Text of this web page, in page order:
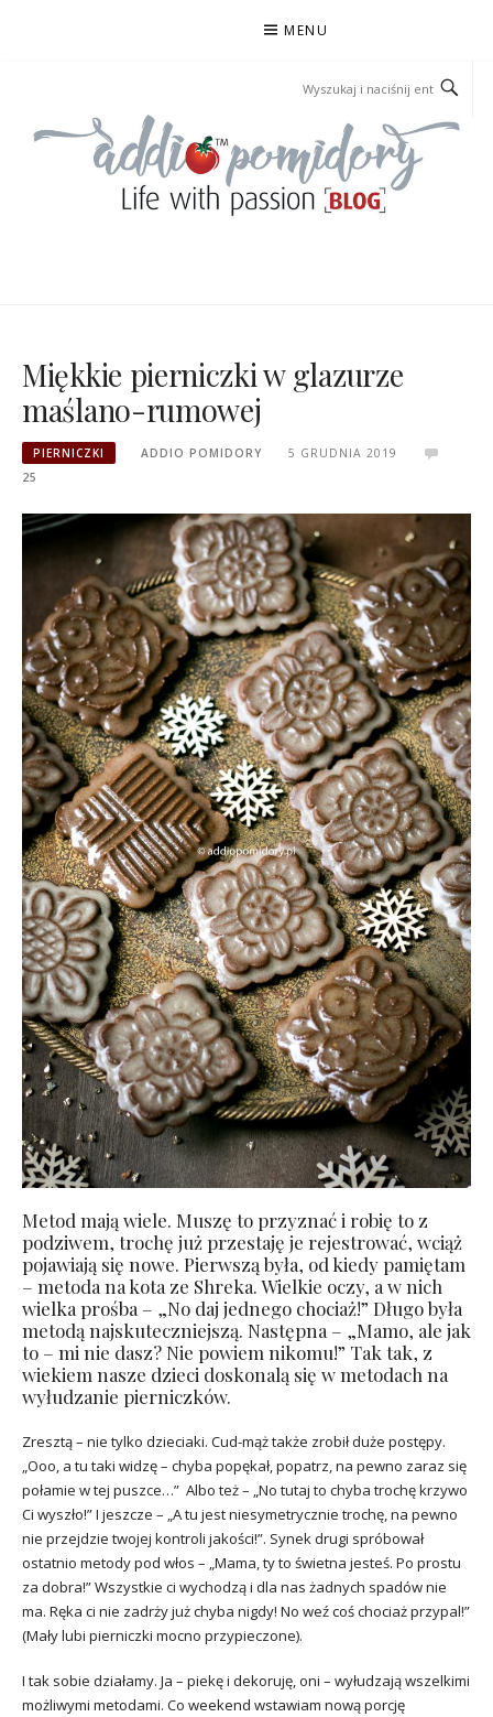
MENU
Miękkie pierniczki w glazurze
maślano-rumowej
PIERNICZKI ADDIO POMIDORY
5 GRUDNIA 2019
25
Metod mają wiele. Muszę to przyznać i robię to z
podziwem, trochę już przestaję je rejestrować, wciąż
pojawiają się nowe. Pierwszą była, od kiedy pamiętam
– metoda na kota ze Shreka. Wielkie oczy, a w nich
wielka prośba – „No daj jednego chociaż!” Długo była
metodą najskuteczniejszą. Następna – „Mamo, ale jak
to – mi nie dasz? Nie powiem nikomu!” Tak tak, z
wiekiem nasze dzieci doskonalą się w metodach na
wyłudzanie pierniczków.
Zresztą – nie tylko dzieciaki. Cud-mąż także zrobił duże postępy.
„Ooo, a tu taki widzę – chyba popękał, popatrz, na pewno zaraz się
połamie w tej puszce…” Albo też – „No tutaj to chyba trochę krzywo
Ci wyszło!” I jeszcze – „A tu jest niesymetrycznie trochę, na pewno
nie przejdzie twojej kontroli jakości!”. Synek drugi spróbował
ostatnio metody pod włos – „Mama, ty to świetna jesteś. Po prostu
za dobra!” Wszystkie ci wychodzą i dla nas żadnych spadów nie
ma. Ręka ci nie zadrży już chyba nigdy! No weź coś chociaż przypal!”
(Mały lubi pierniczki mocno przypieczone).
I tak sobie działamy. Ja – piekę i dekoruję, oni – wyłudzają wszelkimi
możliwymi metodami. Co weekend wstawiam nową porcję